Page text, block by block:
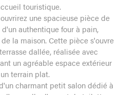
touristique.
une spacieuse pièce de
authentique four à pain,
la maison. Cette pièce s'ouvre
dallée, réalisée avec
un agréable espace extérieur
terrain plat.
charmant petit salon dédié à